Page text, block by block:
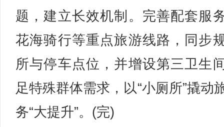
题，建立长效机制。完善配套服
花海骑行等重点旅游线路，同步
所与停车点位，并增设第三卫生
足特殊群体需求，以“小厕所”撬动
务“大提升”。(完)